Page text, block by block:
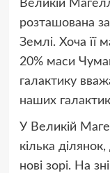
Великій
розташована за
Землі. Хоча її
20% маси
галактику
наших
У Великій
кілька
нові зорі. На